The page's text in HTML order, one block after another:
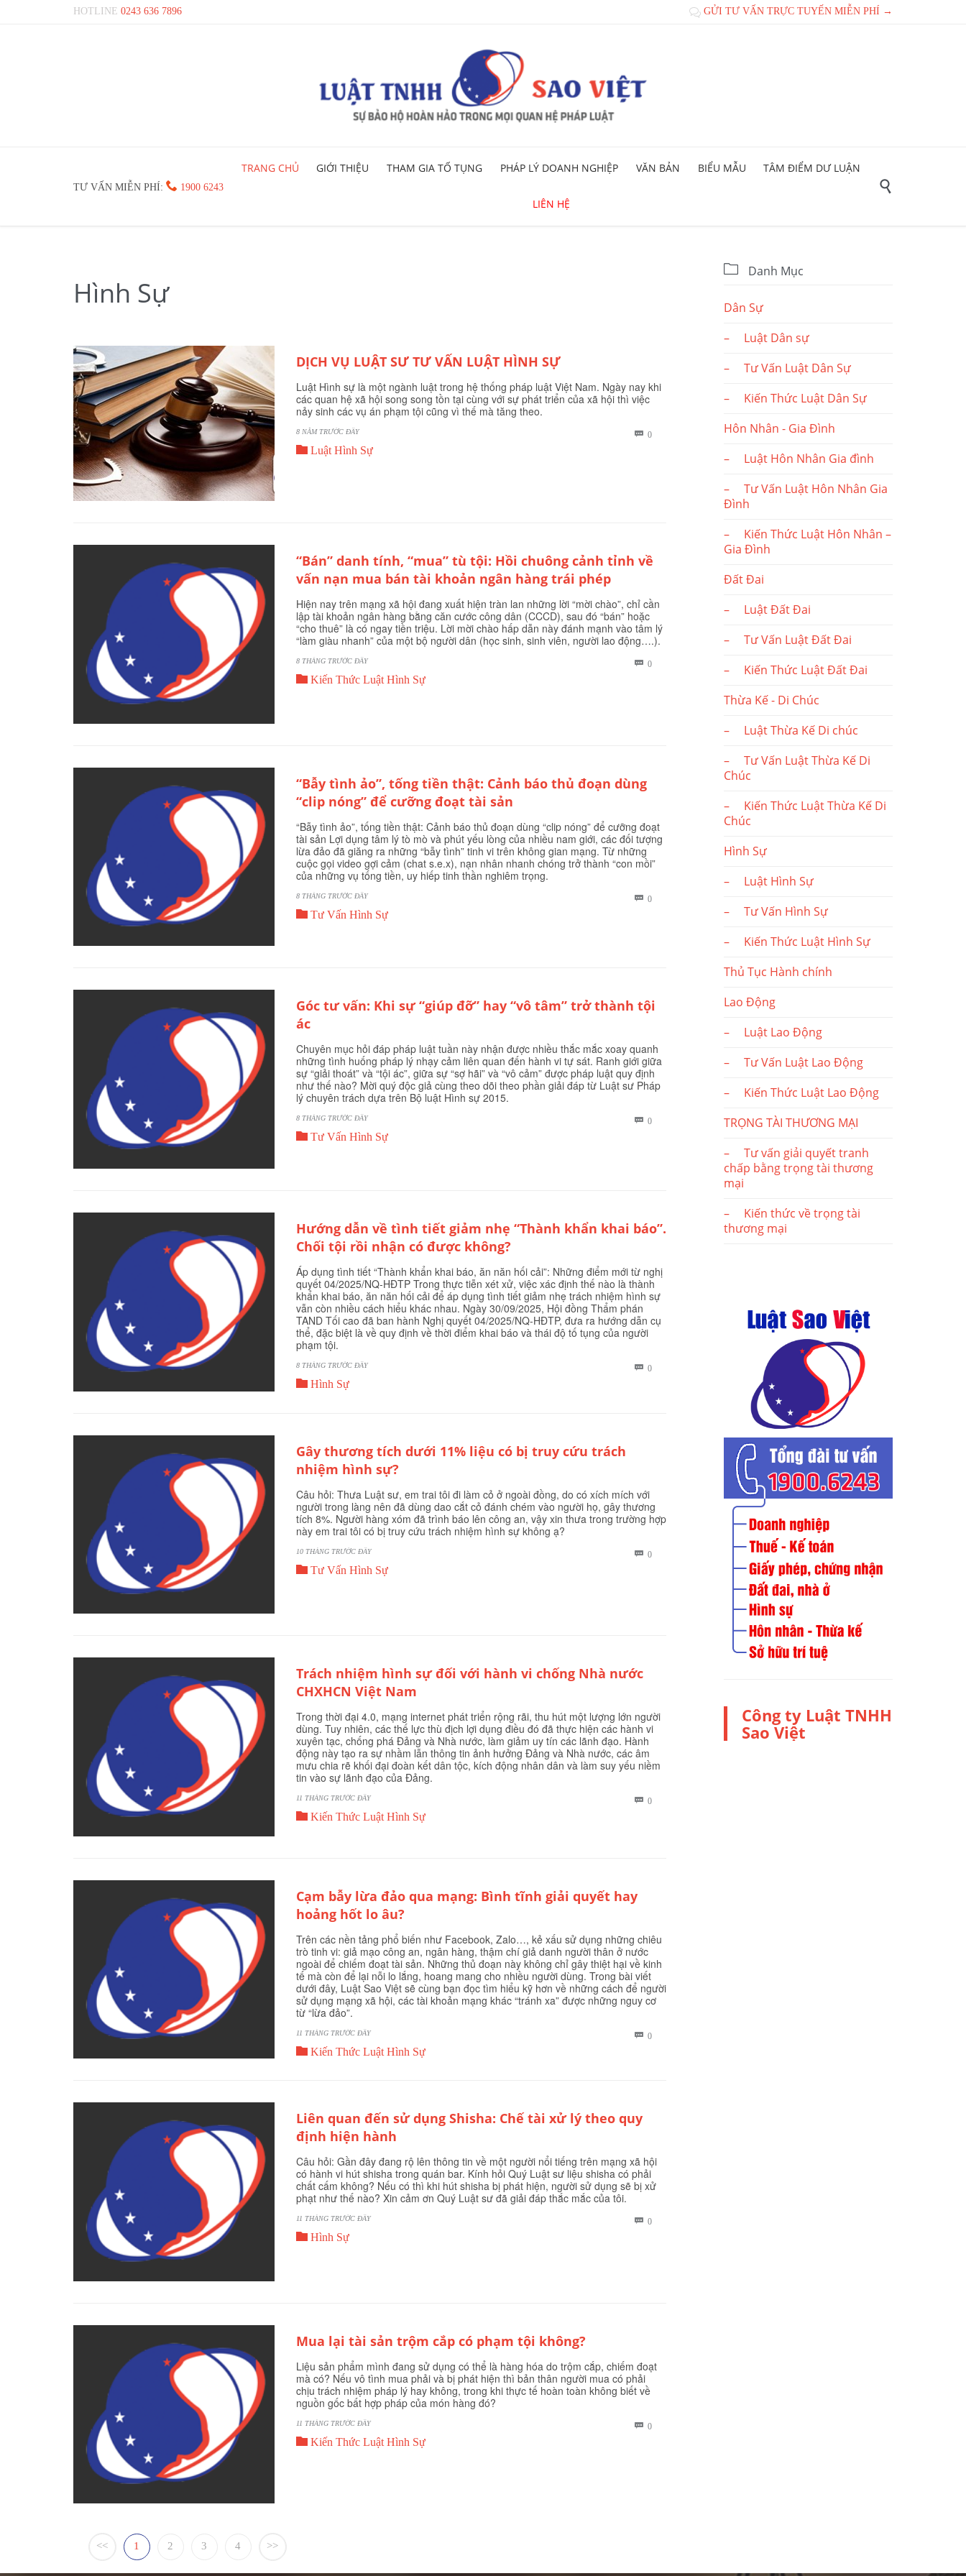
HOTLINE 0243 636 7896  GỬI TƯ VẤN TRỰC TUYẾN MIỄN PHÍ →
TƯ VẤN MIỄN PHÍ:  1900 6243
to
TRANG CHỦ GIỚI THIỆU THAM GIA TỐ TỤNG PHÁP LÝ DOANH NGHIỆP VĂN BẢN BIỂU MẪU TÂM ĐIỂM DƯ LUẬN
LIÊN HỆ

Hình Sự
DỊCH VỤ LUẬT SƯ TƯ VẤN LUẬT HÌNH SỰ
Luật Hình sự là một ngành luật trong hệ thống pháp luật Việt Nam. Ngày nay khi
các quan hệ xã hội song song tồn tại cùng với sự phát triển của xã hội thì việc
nảy sinh các vụ án phạm tội cũng vì thế mà tăng theo.
8 NĂM TRƯỚC ĐÂY  0BÌNH
 Luật Hình Sự
“Bán” danh tính, “mua” tù tội: Hồi chuông cảnh tỉnh về
vấn nạn mua bán tài khoản ngân hàng trái phép
Hiện nay trên mạng xã hội đang xuất hiện tràn lan những lời “mời chào”, chỉ cần
lập tài khoản ngân hàng bằng căn cước công dân (CCCD), sau đó “bán” hoặc
“cho thuê” là có ngay tiền triệu. Lời mời chào hấp dẫn này đánh mạnh vào tâm lý
“làm giàu nhanh” của một bộ người dân (học sinh, sinh viên, người lao động….).
8 THÁNG TRƯỚC ĐÂY  0BÌNH
 Kiến Thức Luật Hình Sự
“Bẫy tình ảo”, tống tiền thật: Cảnh báo thủ đoạn dùng
“clip nóng” để cưỡng đoạt tài sản
“Bẫy tình ảo”, tống tiền thật: Cảnh báo thủ đoạn dùng “clip nóng” để cưỡng đoạt
tài sản Lợi dụng tâm lý tò mò và phút yếu lòng của nhiều nam giới, các đối tượng
lừa đảo đã giăng ra những “bẫy tình” tinh vi trên không gian mạng. Từ những
cuộc gọi video gợi cảm (chat s.e.x), nạn nhân nhanh chóng trở thành “con mồi”
của những vụ tống tiền, uy hiếp tinh thần nghiêm trọng.
8 THÁNG TRƯỚC ĐÂY  0BÌNH
 Tư Vấn Hình Sự
Góc tư vấn: Khi sự “giúp đỡ” hay “vô tâm” trở thành tội
ác
Chuyên mục hỏi đáp pháp luật tuần này nhận được nhiều thắc mắc xoay quanh
những tình huống pháp lý nhạy cảm liên quan đến hành vi tự sát. Ranh giới giữa
sự “giải thoát” và “tội ác”, giữa sự “sợ hãi” và “vô cảm” được pháp luật quy định
như thế nào? Mời quý độc giả cùng theo dõi theo phần giải đáp từ Luật sư Pháp
lý chuyên trách dựa trên Bộ luật Hình sự 2015.
8 THÁNG TRƯỚC ĐÂY  0BÌNH
 Tư Vấn Hình Sự
Hướng dẫn về tình tiết giảm nhẹ “Thành khẩn khai báo”.
Chối tội rồi nhận có được không?
Áp dụng tình tiết “Thành khẩn khai báo, ăn năn hối cải”: Những điểm mới từ nghị
quyết 04/2025/NQ-HĐTP Trong thực tiễn xét xử, việc xác định thế nào là thành
khẩn khai báo, ăn năn hối cải để áp dụng tình tiết giảm nhẹ trách nhiệm hình sự
vẫn còn nhiều cách hiểu khác nhau. Ngày 30/09/2025, Hội đồng Thẩm phán
TAND Tối cao đã ban hành Nghị quyết 04/2025/NQ-HĐTP, đưa ra hướng dẫn cụ
thể, đặc biệt là về quy định về thời điểm khai báo và thái độ tố tụng của người
phạm tội.
8 THÁNG TRƯỚC ĐÂY  0BÌNH
 Hình Sự
Gây thương tích dưới 11% liệu có bị truy cứu trách
nhiệm hình sự?
Câu hỏi: Thưa Luật sư, em trai tôi đi làm cỏ ở ngoài đồng, do có xích mích với
người trong làng nên đã dùng dao cắt cỏ đánh chém vào người họ, gây thương
tích 8%. Người hàng xóm đã trình báo lên công an, vậy xin thưa trong trường hợp
này em trai tôi có bị truy cứu trách nhiệm hình sự không ạ?
10 THÁNG TRƯỚC ĐÂY  0BÌNH
 Tư Vấn Hình Sự
Trách nhiệm hình sự đối với hành vi chống Nhà nước
CHXHCN Việt Nam
Trong thời đại 4.0, mạng internet phát triển rộng rãi, thu hút một lượng lớn người
dùng. Tuy nhiên, các thế lực thù địch lợi dụng điều đó đã thực hiện các hành vi
xuyên tạc, chống phá Đảng và Nhà nước, làm giảm uy tín các lãnh đạo. Hành
động này tạo ra sự nhầm lẫn thông tin ảnh hưởng Đảng và Nhà nước, các âm
mưu chia rẽ khối đại đoàn kết dân tộc, kích động nhân dân và làm suy yếu niềm
tin vào sự lãnh đạo của Đảng.
11 THÁNG TRƯỚC ĐÂY  0BÌNH
 Kiến Thức Luật Hình Sự
Cạm bẫy lừa đảo qua mạng: Bình tĩnh giải quyết hay
hoảng hốt lo âu?
Trên các nền tảng phổ biến như Facebook, Zalo…, kẻ xấu sử dụng những chiêu
trò tinh vi: giả mạo công an, ngân hàng, thậm chí giả danh người thân ở nước
ngoài để chiếm đoạt tài sản. Những thủ đoạn này không chỉ gây thiệt hại về kinh
tế mà còn để lại nỗi lo lắng, hoang mang cho nhiều người dùng. Trong bài viết
dưới đây, Luật Sao Việt sẽ cùng bạn đọc tìm hiểu kỹ hơn về những cách để người
sử dụng mạng xã hội, các tài khoản mạng khác “tránh xa” được những nguy cơ
từ “lừa đảo”.
11 THÁNG TRƯỚC ĐÂY  0BÌNH
 Kiến Thức Luật Hình Sự
Liên quan đến sử dụng Shisha: Chế tài xử lý theo quy
định hiện hành
Câu hỏi: Gần đây đang rộ lên thông tin về một người nổi tiếng trên mạng xã hội
có hành vi hút shisha trong quán bar. Kính hỏi Quý Luật sư liệu shisha có phải
chất cấm không? Nếu có thì khi hút shisha bị phát hiện, người sử dụng sẽ bị xử
phạt như thế nào? Xin cảm ơn Quý Luật sư đã giải đáp thắc mắc của tôi.
11 THÁNG TRƯỚC ĐÂY  0BÌNH
 Hình Sự
Mua lại tài sản trộm cắp có phạm tội không?
Liệu sản phẩm mình đang sử dụng có thể là hàng hóa do trộm cắp, chiếm đoạt
mà có? Nếu vô tình mua phải và bị phát hiện thì bản thân người mua có phải
chịu trách nhiệm pháp lý hay không, trong khi thực tế hoàn toàn không biết về
nguồn gốc bất hợp pháp của món hàng đó?
11 THÁNG TRƯỚC ĐÂY  0BÌNH
 Kiến Thức Luật Hình Sự
<< 1 2 3 4 >>
 Danh Mục
Dân Sự
– Luật Dân sự
– Tư Vấn Luật Dân Sự
– Kiến Thức Luật Dân Sự
Hôn Nhân - Gia Đình
– Luật Hôn Nhân Gia đình
– Tư Vấn Luật Hôn Nhân Gia
Đình
– Kiến Thức Luật Hôn Nhân –
Gia Đình
Đất Đai
– Luật Đất Đai
– Tư Vấn Luật Đất Đai
– Kiến Thức Luật Đất Đai
Thừa Kế - Di Chúc
– Luật Thừa Kế Di chúc
– Tư Vấn Luật Thừa Kế Di
Chúc
– Kiến Thức Luật Thừa Kế Di
Chúc
Hình Sự
– Luật Hình Sự
– Tư Vấn Hình Sự
– Kiến Thức Luật Hình Sự
Thủ Tục Hành chính
Lao Động
– Luật Lao Động
– Tư Vấn Luật Lao Động
– Kiến Thức Luật Lao Động
TRỌNG TÀI THƯƠNG MẠI
– Tư vấn giải quyết tranh
chấp bằng trọng tài thương
mại
– Kiến thức về trọng tài
thương mại
Công ty Luật TNHH
Sao Việt